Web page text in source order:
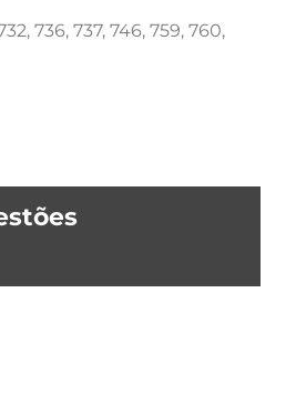
736, 737, 746, 759, 760,